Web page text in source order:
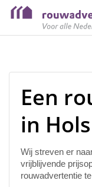
Een
in
Wij streven er
vrijblijvende
rouwadvertentie